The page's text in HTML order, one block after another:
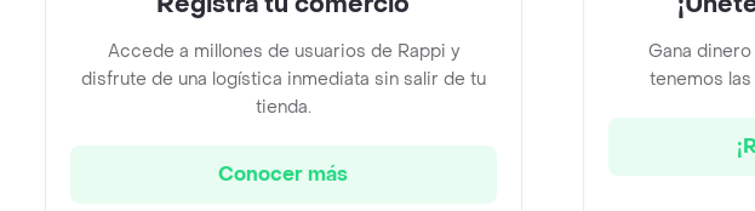
Accede a millones de usuarios de Rappi y
disfrute de una logística inmediata sin salir de tu
tienda.
Conocer más
Gana
tenemos